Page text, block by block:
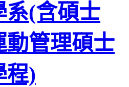
系(含碩士
動管理碩士
程)